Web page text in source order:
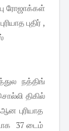
ரோஜாக்கள்
புதிர் ,
நத்திங்
திகில்
புரியாத
37 டைம்